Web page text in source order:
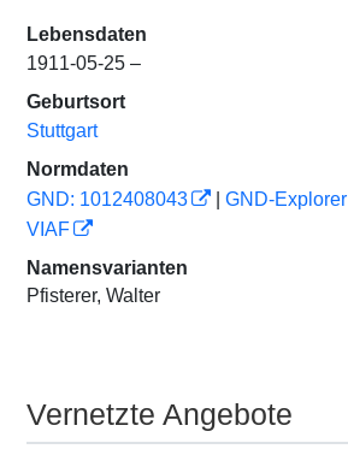
Lebensdaten
1911-05-25 –
Geburtsort
Stuttgart
Normdaten
GND: 1012408043
GND-Explorer
VIAF
Namensvarianten
Pfisterer, Walter
Vernetzte Angebote